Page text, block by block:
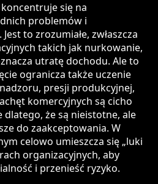
się na
problemów i
to zrozumiałe, zwłaszcza
takich jak nurkowanie,
utratę dochodu. Ale to
ogranicza także uczenie
presji produkcyjnej,
komercyjnych są cicho
dlatego, że są nieistotne, ale
do zaakceptowania. W
celowo umieszcza się „luki
organizacyjnych, aby
i przenieść ryzyko.